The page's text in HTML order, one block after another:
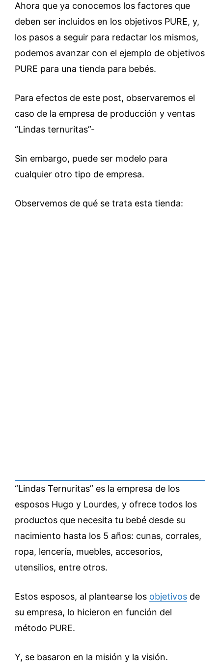
Ahora que ya conocemos los factores que
deben ser incluidos en los objetivos PURE, y,
los pasos a seguir para redactar los mismos,
podemos avanzar con el ejemplo de objetivos
PURE para una tienda para bebés.
Para efectos de este post, observaremos el
caso de la empresa de producción y ventas
“Lindas ternuritas”-
Sin embargo, puede ser modelo para
cualquier otro tipo de empresa.
Observemos de qué se trata esta tienda:
“Lindas Ternuritas” es la empresa de los
esposos Hugo y Lourdes, y ofrece todos los
productos que necesita tu bebé desde su
nacimiento hasta los 5 años: cunas, corrales,
ropa, lencería, muebles, accesorios,
utensilios, entre otros.
Estos esposos, al plantearse los objetivos de
su empresa, lo hicieron en función del
método PURE.
Y, se basaron en la misión y la visión.